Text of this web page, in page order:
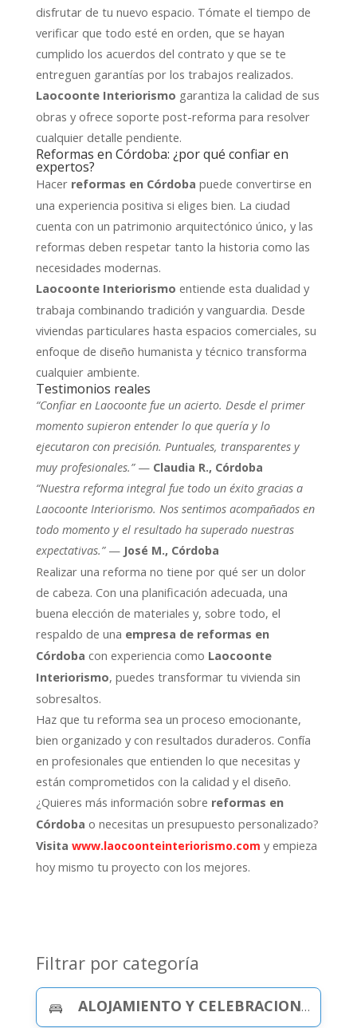
disfrutar de tu nuevo espacio. Tómate el tiempo de
verificar que todo esté en orden, que se hayan
cumplido los acuerdos del contrato y que se te
entreguen garantías por los trabajos realizados.
Laocoonte Interiorismo garantiza la calidad de sus
obras y ofrece soporte post-reforma para resolver
cualquier detalle pendiente.
Reformas en Córdoba: ¿por qué confiar en
expertos?
Hacer reformas en Córdoba puede convertirse en
una experiencia positiva si eliges bien. La ciudad
cuenta con un patrimonio arquitectónico único, y las
reformas deben respetar tanto la historia como las
necesidades modernas.
Laocoonte Interiorismo entiende esta dualidad y
trabaja combinando tradición y vanguardia. Desde
viviendas particulares hasta espacios comerciales, su
enfoque de diseño humanista y técnico transforma
cualquier ambiente.
Testimonios reales
“Confiar en Laocoonte fue un acierto. Desde el primer
momento supieron entender lo que quería y lo
ejecutaron con precisión. Puntuales, transparentes y
muy profesionales.”— Claudia R., Córdoba
“Nuestra reforma integral fue todo un éxito gracias a
Laocoonte Interiorismo. Nos sentimos acompañados en
todo momento y el resultado ha superado nuestras
expectativas.”— José M., Córdoba
Realizar una reforma no tiene por qué ser un dolor
de cabeza. Con una planificación adecuada, una
buena elección de materiales y, sobre todo, el
respaldo de una empresa de reformas en
Córdoba con experiencia como Laocoonte
Interiorismo, puedes transformar tu vivienda sin
sobresaltos.
Haz que tu reforma sea un proceso emocionante,
bien organizado y con resultados duraderos. Confía
en profesionales que entienden lo que necesitas y
están comprometidos con la calidad y el diseño.
¿Quieres más información sobre reformas en
Córdoba o necesitas un presupuesto personalizado?
Visita www.laocoonteinteriorismo.com y empieza
hoy mismo tu proyecto con los mejores.
Filtrar por categoría
ALOJAMIENTO Y CELEBRACIONES